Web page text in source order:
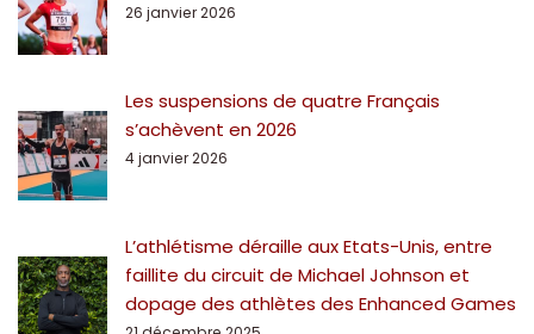
26 janvier 2026
Les suspensions de quatre Français
s’achèvent en 2026
4 janvier 2026
L’athlétisme déraille aux Etats-Unis, entre
faillite du circuit de Michael Johnson et
dopage des athlètes des Enhanced Games